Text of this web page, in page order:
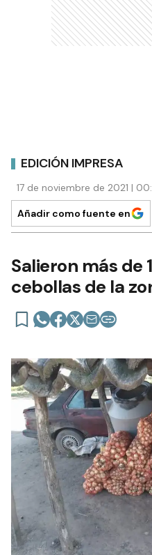
EDICIÓN IMPRESA
17 de noviembre de 2021 |
Añadir como fuente en
Salieron más de
cebollas de la